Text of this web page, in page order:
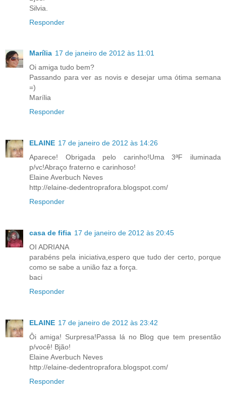
Silvia.
Responder
Marília 17 de janeiro de 2012 às 11:01
Oi amiga tudo bem?
Passando para ver as novis e desejar uma ótima semana
=)
Marília
Responder
ELAINE 17 de janeiro de 2012 às 14:26
Aparece! Obrigada pelo carinho!Uma 3ªF iluminada
p/vc!Abraço fraterno e carinhoso!
Elaine Averbuch Neves
http://elaine-dedentroprafora.blogspot.com/
Responder
casa de fifia 17 de janeiro de 2012 às 20:45
OI ADRIANA
parabéns pela iniciativa,espero que tudo der certo, porque
como se sabe a união faz a força.
baci
Responder
ELAINE 17 de janeiro de 2012 às 23:42
Ôi amiga! Surpresa!Passa lá no Blog que tem presentão
p/você! Bjão!
Elaine Averbuch Neves
http://elaine-dedentroprafora.blogspot.com/
Responder